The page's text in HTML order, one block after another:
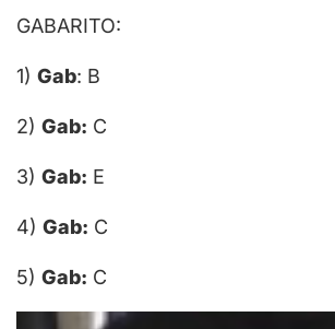
GABARITO:
1) Gab: B
2) Gab: C
3) Gab: E
4) Gab: C
5) Gab: C